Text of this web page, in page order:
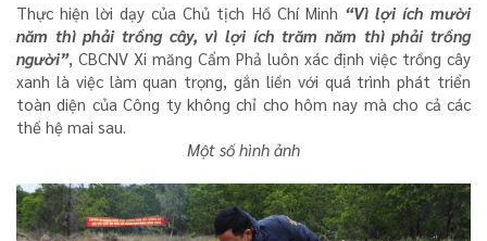
Thực hiện lời dạy của Chủ tịch Hồ Chí Minh “Vì lợi ích mười
năm thì phải trồng cây, vì lợi ích trăm năm thì phải trồng
người”, CBCNV Xi măng Cẩm Phả luôn xác định việc trồng cây
xanh là việc làm quan trọng, gắn liền với quá trình phát triển
toàn diện của Công ty không chỉ cho hôm nay mà cho cả các
thế hệ mai sau.
Một số hình ảnh